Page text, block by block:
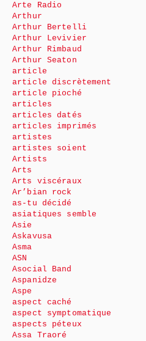
Arte Radio
Arthur
Arthur Bertelli
Arthur Levivier
Arthur Rimbaud
Arthur Seaton
article
article discrètement
article pioché
articles
articles datés
articles imprimés
artistes
artistes soient
Artists
Arts
Arts viscéraux
Ar’bian rock
as-tu décidé
asiatiques semble
Asie
Askavusa
Asma
ASN
Asocial Band
Aspanidze
Aspe
aspect caché
aspect symptomatique
aspects péteux
Assa Traoré